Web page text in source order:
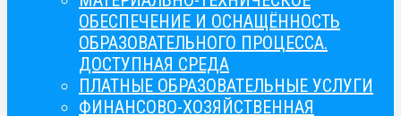
ОБЕСПЕЧЕНИЕ И ОСНАЩЁННОСТЬ
ОБРАЗОВАТЕЛЬНОГО ПРОЦЕССА.
ДОСТУПНАЯ СРЕДА
ПЛАТНЫЕ ОБРАЗОВАТЕЛЬНЫЕ УСЛУГИ
ФИНАНСОВО-ХОЗЯЙСТВЕННАЯ